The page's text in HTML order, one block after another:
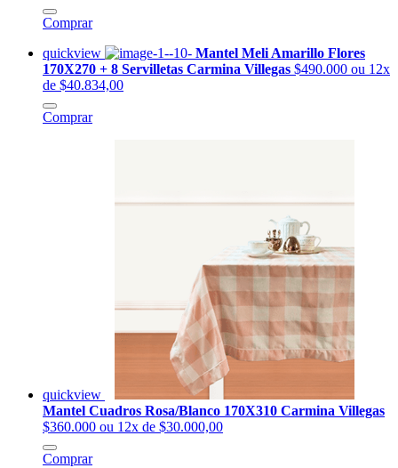
Comprar
quickview
Mantel Meli Amarillo Flores
170X270 + 8 Servilletas Carmina Villegas $490.000 ou 12x
de $40.834,00
Comprar
quickview
Mantel Cuadros Rosa/Blanco 170X310 Carmina Villegas
$360.000 ou 12x de $30.000,00
Comprar